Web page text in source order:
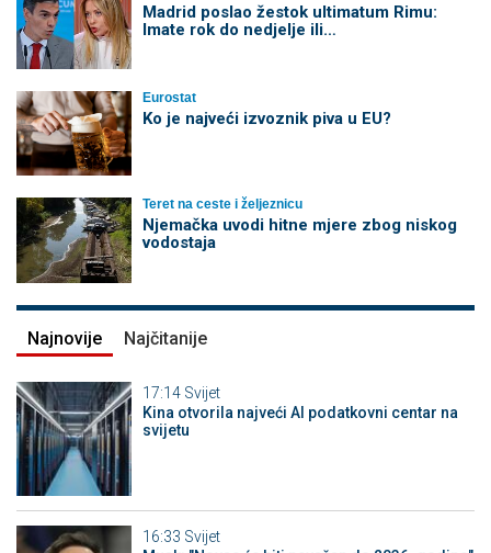
Madrid poslao žestok ultimatum Rimu:
Imate rok do nedjelje ili…
Eurostat
Ko je najveći izvoznik piva u EU?
Teret na ceste i željeznicu
Njemačka uvodi hitne mjere zbog niskog
vodostaja
Najnovije Najčitanije
17:14 Svijet
Kina otvorila najveći AI podatkovni centar na
svijetu
16:33 Svijet